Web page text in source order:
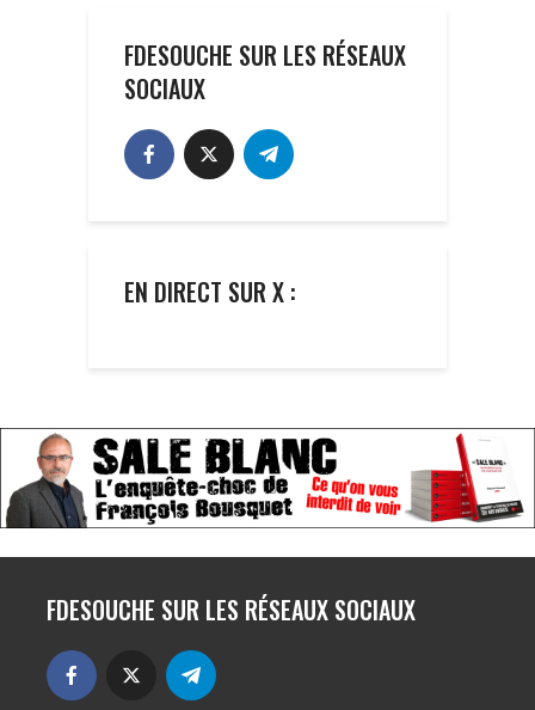
FDESOUCHE SUR LES RÉSEAUX
SOCIAUX
EN DIRECT SUR X :
FDESOUCHE SUR LES RÉSEAUX SOCIAUX